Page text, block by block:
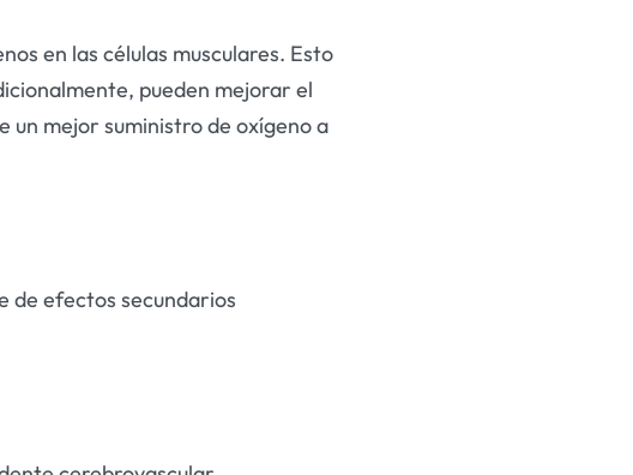
en las células musculares. Esto
pueden mejorar el
un mejor suministro de oxígeno a
de efectos secundarios